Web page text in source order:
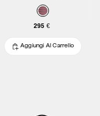
295 €
Aggiungi Al Carrello